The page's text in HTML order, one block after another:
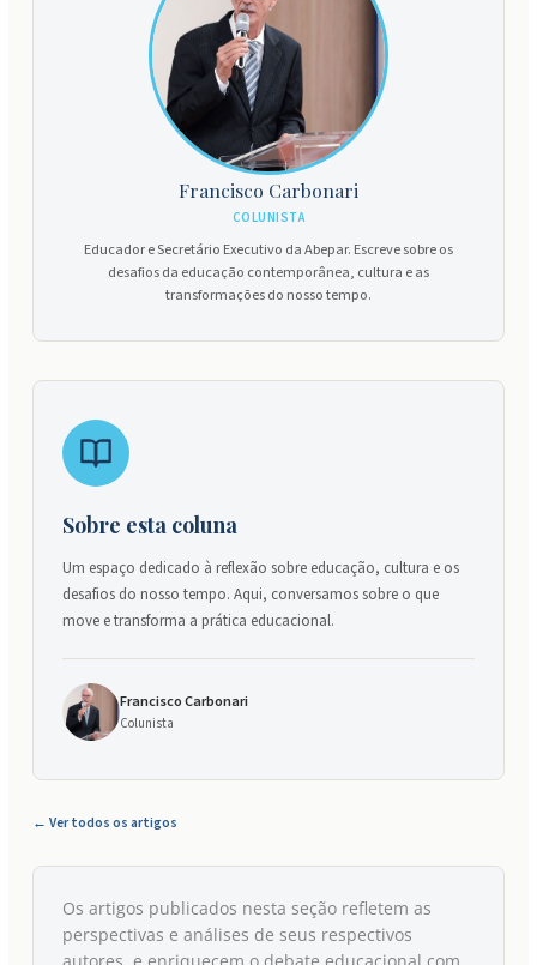
Sobre esta coluna
Um espaço dedicado à reflexão sobre educação, cultura e os
desafios do nosso tempo. Aqui, conversamos sobre o que
move e transforma a prática educacional.
Francisco Carbonari
Colunista
← Ver todos os artigos
Os artigos publicados nesta seção refletem as
perspectivas e análises de seus respectivos
Francisco Carbonari
COLUNISTA
Educador e Secretário Executivo da Abepar. Escreve sobre os
desafios da educação contemporânea, cultura e as
transformações do nosso tempo.